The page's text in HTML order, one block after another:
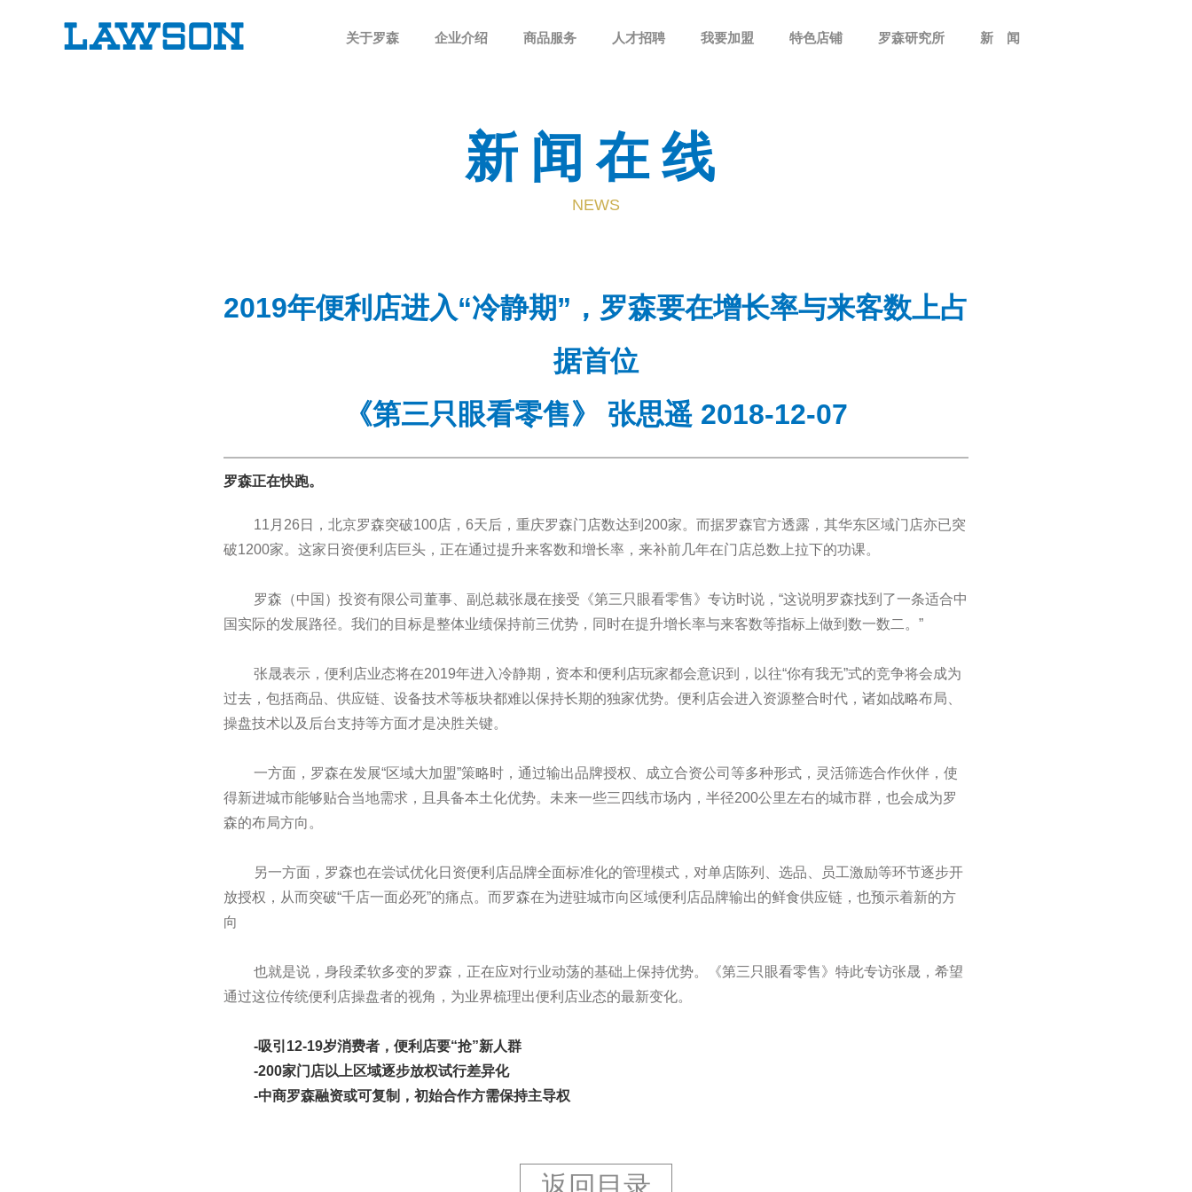
关于罗森 企业介绍 商品服务 人才招聘 我要加盟 特色店铺 罗森研究所 新 闻
新闻在线
NEWS
2019年便利店进入“冷静期”，罗森要在增长率与来客数上占
据首位
《第三只眼看零售》 张思遥 2018-12-07
罗森正在快跑。
11月26日，北京罗森突破100店，6天后，重庆罗森门店数达到200家。而据罗森官方透露，其华东区域门店亦已突
破1200家。这家日资便利店巨头，正在通过提升来客数和增长率，来补前几年在门店总数上拉下的功课。
罗森（中国）投资有限公司董事、副总裁张晟在接受《第三只眼看零售》专访时说，“这说明罗森找到了一条适合中
国实际的发展路径。我们的目标是整体业绩保持前三优势，同时在提升增长率与来客数等指标上做到数一数二。”
张晟表示，便利店业态将在2019年进入冷静期，资本和便利店玩家都会意识到，以往“你有我无”式的竞争将会成为
过去，包括商品、供应链、设备技术等板块都难以保持长期的独家优势。便利店会进入资源整合时代，诸如战略布局、
操盘技术以及后台支持等方面才是决胜关键。
一方面，罗森在发展“区域大加盟”策略时，通过输出品牌授权、成立合资公司等多种形式，灵活筛选合作伙伴，使
得新进城市能够贴合当地需求，且具备本土化优势。未来一些三四线市场内，半径200公里左右的城市群，也会成为罗
森的布局方向。
另一方面，罗森也在尝试优化日资便利店品牌全面标准化的管理模式，对单店陈列、选品、员工激励等环节逐步开
放授权，从而突破“千店一面必死”的痛点。而罗森在为进驻城市向区域便利店品牌输出的鲜食供应链，也预示着新的方
向
也就是说，身段柔软多变的罗森，正在应对行业动荡的基础上保持优势。《第三只眼看零售》特此专访张晟，希望
通过这位传统便利店操盘者的视角，为业界梳理出便利店业态的最新变化。
-吸引12-19岁消费者，便利店要“抢”新人群
-200家门店以上区域逐步放权试行差异化
-中商罗森融资或可复制，初始合作方需保持主导权